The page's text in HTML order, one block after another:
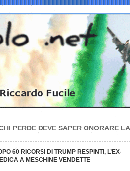
PERDE DEVE SAPER ONORARE LA
60 RICORSI DI TRUMP RESPINTI, L’EX
A MESCHINE VENDETTE